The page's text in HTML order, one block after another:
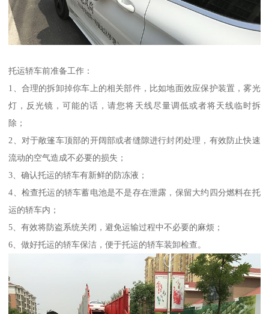
托运轿车前准备工作：
1、合理的拆卸掉你车上的相关部件，比如地面效应保护装置，雾光
灯，反光镜，可能的话，请您将天线尽量调低或者将天线临时拆
除；
2、对于敞篷车顶部的开阔部或者缝隙进行封闭处理，有效防止快速
流动的空气造成不必要的损失；
3、确认托运的轿车有新鲜的防冻液；
4、检查托运的轿车蓄电池是不是存在泄露，保留大约四分燃料在托
运的轿车内；
5、有效将防盗系统关闭，避免运输过程中不必要的麻烦；
6、做好托运的轿车保洁，便于托运的轿车装卸检查。